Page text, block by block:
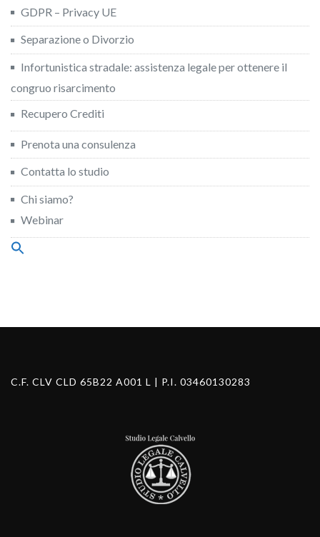
GDPR – Privacy UE
Separazione o Divorzio
Infortunistica stradale: assistenza legale per ottenere il
congruo risarcimento
Recupero Crediti
Prenota una consulenza
Contatta lo studio
Chi siamo?
Webinar
Search
C.F. CLV CLD 65B22 A001 L | P.I. 03460130283